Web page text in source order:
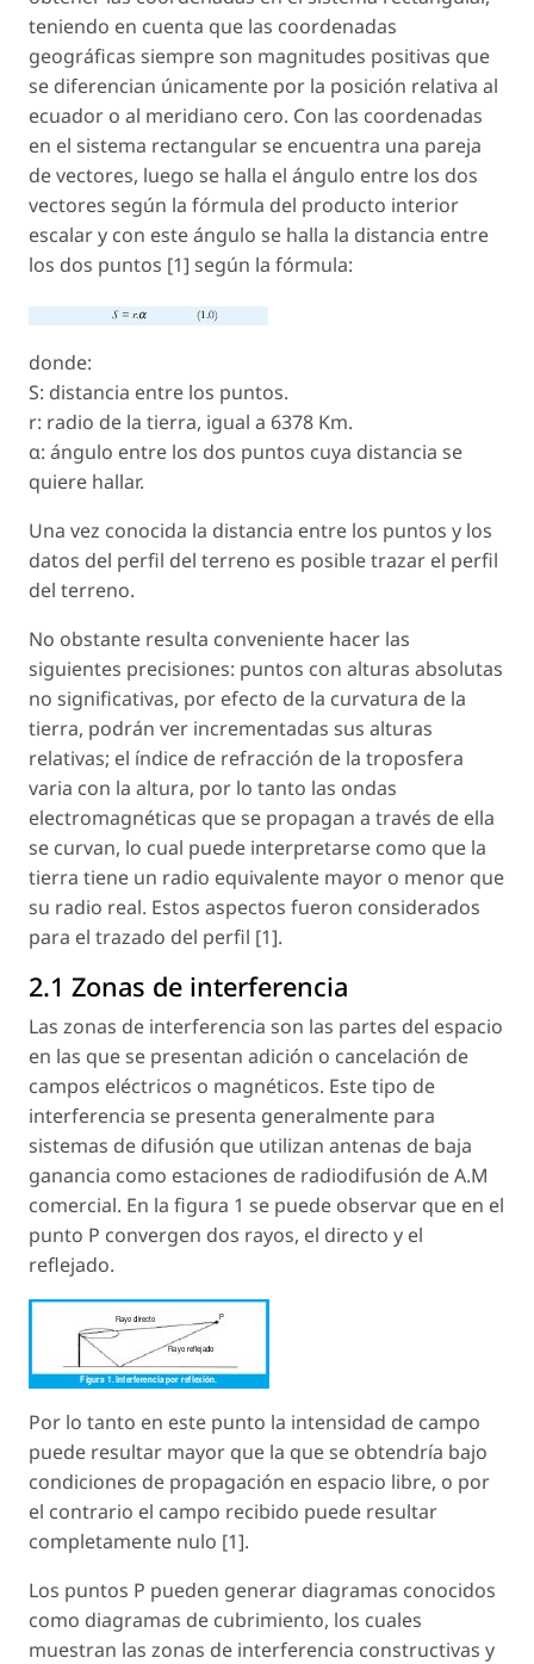
teniendo en cuenta que las coordenadas
geográficas siempre son magnitudes positivas que
se diferencian únicamente por la posición relativa al
ecuador o al meridiano cero. Con las coordenadas
en el sistema rectangular se encuentra una pareja
de vectores, luego se halla el ángulo entre los dos
vectores según la fórmula del producto interior
escalar y con este ángulo se halla la distancia entre
los dos puntos [1] según la fórmula:
donde:
S: distancia entre los puntos.
r: radio de la tierra, igual a 6378 Km.
α: ángulo entre los dos puntos cuya distancia se
quiere hallar.
Una vez conocida la distancia entre los puntos y los
datos del perfil del terreno es posible trazar el perfil
del terreno.
No obstante resulta conveniente hacer las
siguientes precisiones: puntos con alturas absolutas
no significativas, por efecto de la curvatura de la
tierra, podrán ver incrementadas sus alturas
relativas; el índice de refracción de la troposfera
varia con la altura, por lo tanto las ondas
electromagnéticas que se propagan a través de ella
se curvan, lo cual puede interpretarse como que la
tierra tiene un radio equivalente mayor o menor que
su radio real. Estos aspectos fueron considerados
para el trazado del perfil [1].
2.1 Zonas de interferencia
Las zonas de interferencia son las partes del espacio
en las que se presentan adición o cancelación de
campos eléctricos o magnéticos. Este tipo de
interferencia se presenta generalmente para
sistemas de difusión que utilizan antenas de baja
ganancia como estaciones de radiodifusión de A.M
comercial. En la figura 1 se puede observar que en el
punto P convergen dos rayos, el directo y el
reflejado.
Por lo tanto en este punto la intensidad de campo
puede resultar mayor que la que se obtendría bajo
condiciones de propagación en espacio libre, o por
el contrario el campo recibido puede resultar
completamente nulo [1].
Los puntos P pueden generar diagramas conocidos
como diagramas de cubrimiento, los cuales
muestran las zonas de interferencia constructivas y